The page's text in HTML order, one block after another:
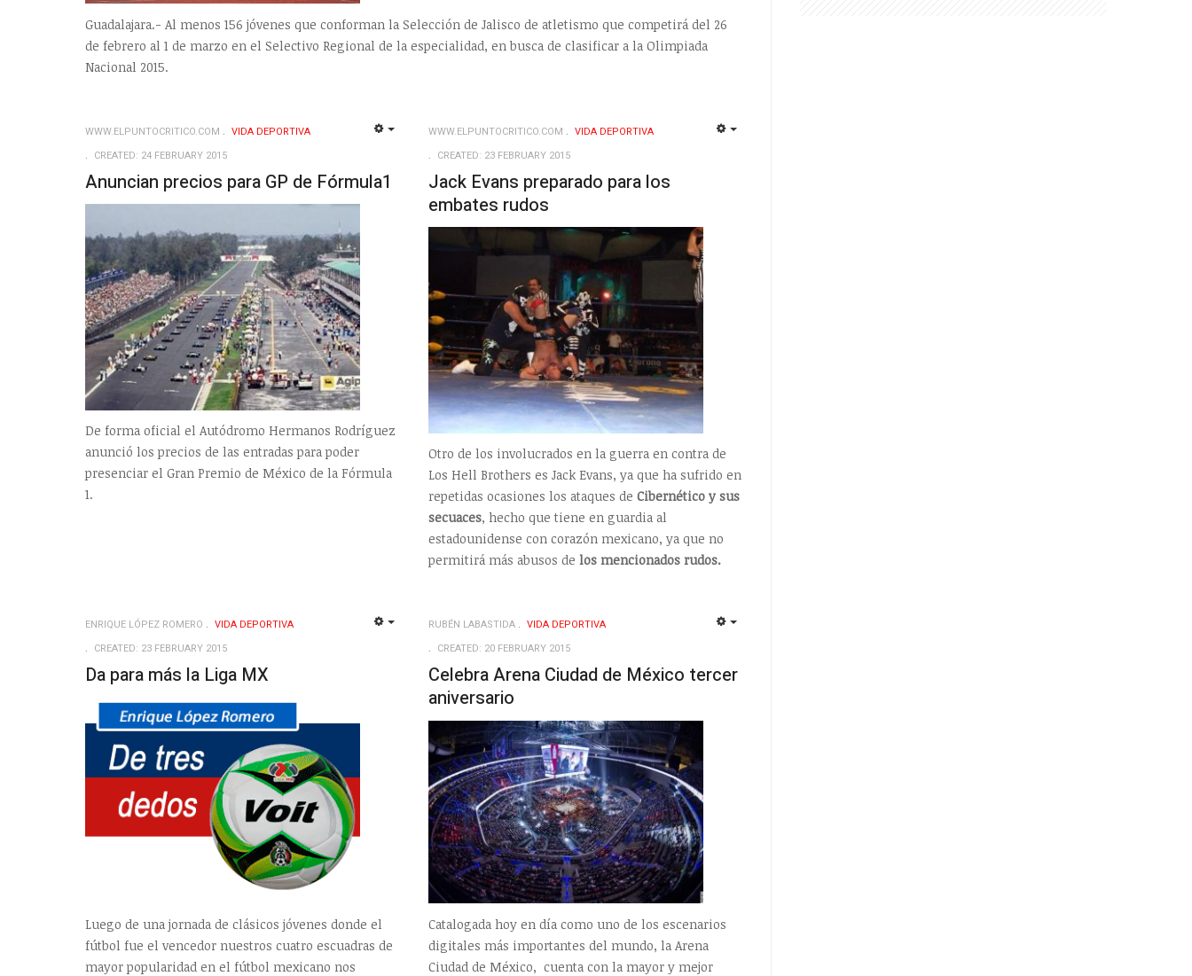
Guadalajara.- Al menos 156 jóvenes que conforman la Selección de Jalisco de atletismo que competirá del 26
de febrero al 1 de marzo en el Selectivo Regional de la especialidad, en busca de clasificar a la Olimpiada
Nacional 2015.
WWW.ELPUNTOCRITICO.COM
VIDA DEPORTIVA
CREATED: 24 FEBRUARY 2015
Anuncian precios para GP de Fórmula1
De forma oficial el Autódromo Hermanos Rodríguez
anunció los precios de las entradas para poder
presenciar el Gran Premio de México de la Fórmula
1.
WWW.ELPUNTOCRITICO.COM
VIDA DEPORTIVA
CREATED: 23 FEBRUARY 2015
Jack Evans preparado para los
embates rudos
Otro de los involucrados en la guerra en contra de
Los Hell Brothers es Jack Evans, ya que ha sufrido en
repetidas ocasiones los ataques de Cibernético y sus
secuaces, hecho que tiene en guardia al
estadounidense con corazón mexicano, ya que no
permitirá más abusos de los mencionados rudos.
ENRIQUE LÓPEZ ROMERO
VIDA DEPORTIVA
CREATED: 23 FEBRUARY 2015
Da para más la Liga MX
Luego de una jornada de clásicos jóvenes donde el
fútbol fue el vencedor nuestros cuatro escuadras de
mayor popularidad en el fútbol mexicano nos
RUBÉN LABASTIDA
VIDA DEPORTIVA
CREATED: 20 FEBRUARY 2015
Celebra Arena Ciudad de México tercer
aniversario
Catalogada hoy en día como uno de los escenarios
digitales más importantes del mundo, la Arena
Ciudad de México, cuenta con la mayor y mejor